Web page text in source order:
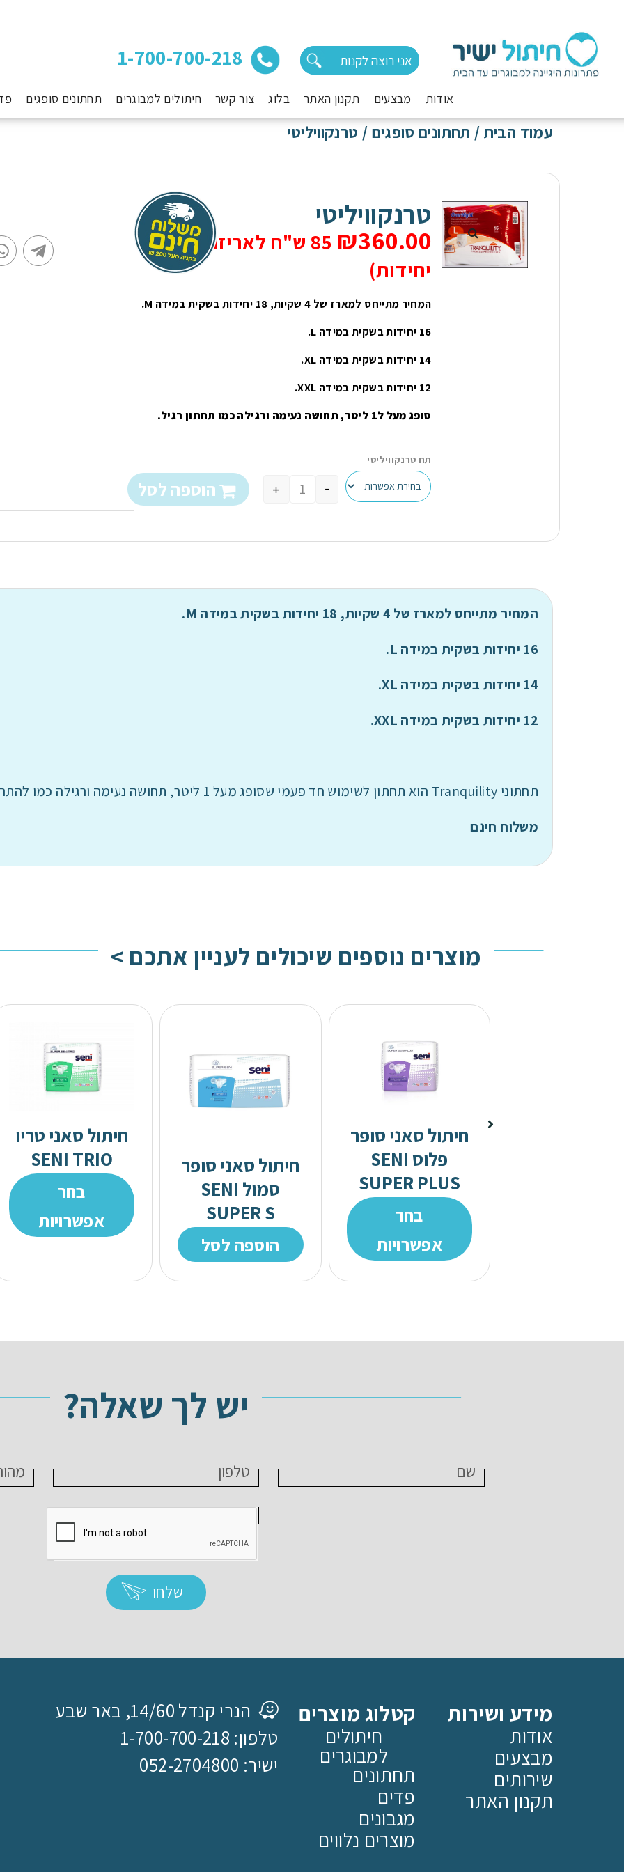
1-700-700-218
אודות מבצעים תקנון האתר בלוג צור קשר חיתולים למבוגרים תחתונים סופגים
עמוד הבית / תחתונים סופגים / טרנקוויליטי
טרנקוויליטי
₪360.00
85 ש"ח לאריזה (4
יחידות)
המחיר מתייחס למארז של 4 שקיות, 18 יחידות בשקית במידה M.
16 יחידות בשקית במידה L.
14 יחידות בשקית במידה XL.
12 יחידות בשקית במידה XXL.
סופג מעל ל1 ליטר, תחושה נעימה ורגילה כמו תחתון רגיל.
תח טרנקוויליטי
-
+ הוספה לסל
המחיר מתייחס למארז של 4 שקיות, 18 יחידות בשקית במידה M.
16 יחידות בשקית במידה L.
14 יחידות בשקית במידה XL.
12 יחידות בשקית במידה XXL.
תחתוני Tranquility הוא תחתון לשימוש חד פעמי שסופג מעל 1 ליטר, תחושה נעימה ורגילה כמו להתהלך עם תחתון רגיל .
משלוח חינם
מוצרים נוספים שיכולים לעניין אתכם >
חיתול סאני סופר
פלוס SENI
SUPER PLUS
בחר
אפשרויות
חיתול סאני סופר
סמול SENI
SUPER S
הוספה לסל
חיתול סאני טריו
SENI TRIO
בחר
אפשרויות
יש לך שאלה?
שלחו
מידע ושירות
אודות
מבצעים
שירותים
תקנון האתר
קטלוג מוצרים
חיתולים
למבוגרים
תחתונים
פדים
מגבונים
מוצרים נלווים
הנרי קנדל 14/60, באר שבע
טלפון: 1-700-700-218
ישיר: 052-2704800